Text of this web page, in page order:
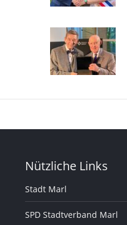
Nützliche Links
Stadt Marl
SPD Stadtverband Marl